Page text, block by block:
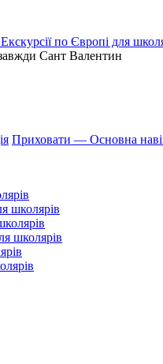
по Європі для
Сант Валентин
Приховати — Основна
школярів
школярів